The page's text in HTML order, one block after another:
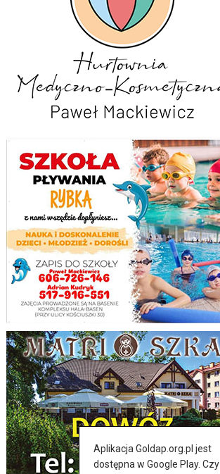
Aplikacja Goldap.org.pl jest
dostępna w Google Play. Czy